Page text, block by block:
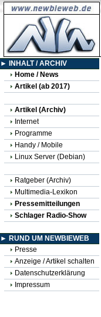
► INHALT / ARCHIV
Home / News
Artikel (ab 2017)
Artikel (Archiv)
Internet
Programme
Handy / Mobile
Linux Server (Debian)
Ratgeber (Archiv)
Multimedia-Lexikon
Pressemitteilungen
Schlager Radio-Show
► RUND UM NEWBIEWEB
Presse
Anzeige / Artikel schalten
Datenschutzerklärung
Impressum